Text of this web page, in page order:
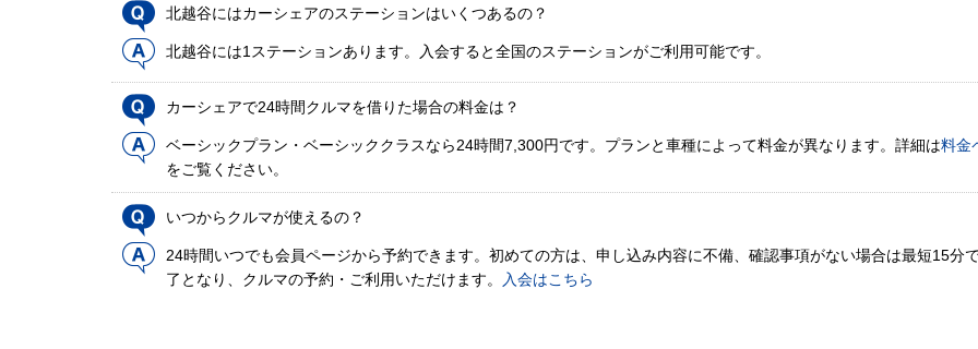
北越谷にはカーシェアのステーションはいくつあるの？
北越谷には1ステーションあります。入会すると全国のステーションがご利用可能です。
カーシェアで24時間クルマを借りた場合の料金は？
ベーシックプラン・ベーシッククラスなら24時間7,300円です。プランと車種によって料金が異なります。詳細は料金
をご覧ください。
いつからクルマが使えるの？
24時間いつでも会員ページから予約できます。初めての方は、申し込み内容に不備、確認事項がない場合は最短15分
了となり、クルマの予約・ご利用いただけます。
入会はこちら